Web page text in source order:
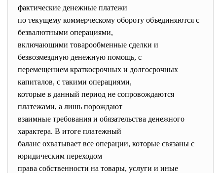
фактические денежные платежи
по текущему коммерческому обороту объединяются с
безвалютными операциями,
включающими товарообменные сделки и
безвозмездную денежную помощь, с
перемещением краткосрочных и долгосрочных
капиталов, с такими операциями,
которые в данный период не сопровождаются
платежами, а лишь порождают
взаимные требования и обязательства денежного
характера. В итоге платежный
баланс охватывает все операции, которые связаны с
юридическим переходом
права собственности на товары, услуги и иные